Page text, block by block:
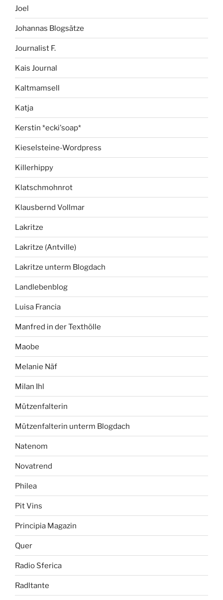
Joel
Johannas Blogsätze
Journalist F.
Kais Journal
Kaltmamsell
Katja
Kerstin *ecki'soap*
Kieselsteine-Wordpress
Killerhippy
Klatschmohnrot
Klausbernd Vollmar
Lakritze
Lakritze (Antville)
Lakritze unterm Blogdach
Landlebenblog
Luisa Francia
Manfred in der Texthölle
Maobe
Melanie Näf
Milan Ihl
Mützenfalterin
Mützenfalterin unterm Blogdach
Natenom
Novatrend
Philea
Pit Vins
Principia Magazin
Quer
Radio Sferica
Radltante